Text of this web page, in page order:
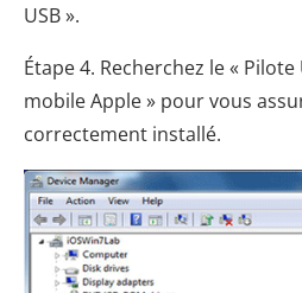
USB ».
Étape 4. Recherchez le «
mobile Apple » pour vous
correctement installé.